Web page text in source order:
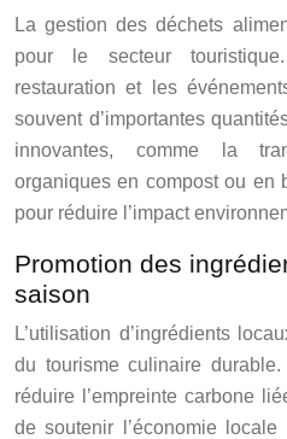
La gestion des déchets
pour le secteur
restauration et les
souvent d’importantes
innovantes, comme la
organiques en compost ou en
pour réduire l’impact
Promotion des
saison
L’utilisation d’ingrédients
du tourisme culinaire
réduire l’empreinte carbone
de soutenir l’économie